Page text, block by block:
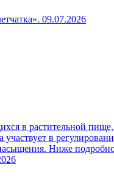
09.07.2026
в растительной
в
Ниже